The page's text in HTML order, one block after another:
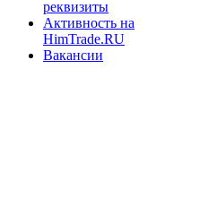
реквизиты
Активность на
HimTrade.RU
Вакансии